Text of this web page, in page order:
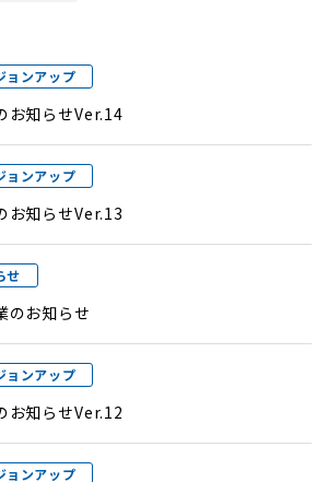
ョンアップ
お知らせVer.14
ョンアップ
お知らせVer.13
せ
のお知らせ
ョンアップ
お知らせVer.12
ョンアップ